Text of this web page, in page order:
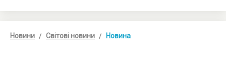
Новини Світові новини Новина